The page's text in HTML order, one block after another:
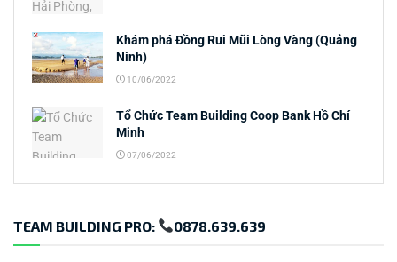
Khám phá Đồng Rui Mũi Lòng Vàng (Quảng
Ninh)
10/06/2022
Tổ Chức Team Building Coop Bank Hồ Chí
Minh
07/06/2022
TEAM BUILDING PRO: 0878.639.639